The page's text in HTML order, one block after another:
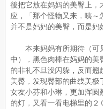
後把它放在妈妈的美臀上，
应，「那个怪物又来，咦
并不是妈妈的美臀，而是妈
本来妈妈有所期待（可
中），黑色肉棒在妈妈的美
的非礼不旦没闪躲，反而翘
美臀，发现臀部的曲线美
女友小芬和小琳，更加浑圆
的灯，又看一看电梯里的